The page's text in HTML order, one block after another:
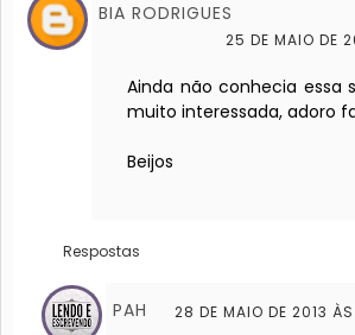
BIA RODRIGUES
25 DE MAIO DE
Ainda não conhecia essa
muito interessada, adoro
Beijos
Respostas
PAH 28 DE MAIO DE 2013